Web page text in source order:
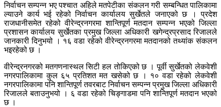
निर्वाचन सम्पन्न भए पश्चात अहिले मतपेटीका संकलन गरी सम्बन्धित पालिकामा
ल्याउने कार्य भई रहेको निर्वाचन कार्यालय सुर्खेतले जनाएको छ । प्रदेश
राजधानीसमेत रहेको वीरेन्द्रनगरमा शान्तिपूर्ण मतदान सम्पन्न भएको जिल्ला
प्रशासन कार्यालय सुर्खेतका प्रमुख जिल्ला अधिकारी खगेन्द्रप्रसाद रिजालले
जानकारी दिनुभयो । १६ वडा रहेको वीरेन्द्रनगरमा मतदानको तथ्यांक संकलन
भइरहेको छ ।
वीरेन्द्रनगरको मतगणनास्थल सिटी हल तोकिएको छ । पूर्वी सुर्खेतको लेकवेशी
नगरपालिकामा कुल ६५ प्रतिशत मत खसेको छ । १० वडा रहेको लेकवेशी
नगरपालिकामा पनि शान्तिपूर्ण तवरबाट निर्वाचन सम्पन्न प्रमुख जिल्ला अधिकारी
रिजालले बताउनुभयो । ६ वडा रहेको चिङ्गाडमा पनि शान्तिपूर्ण मतदान भएको
छ ।